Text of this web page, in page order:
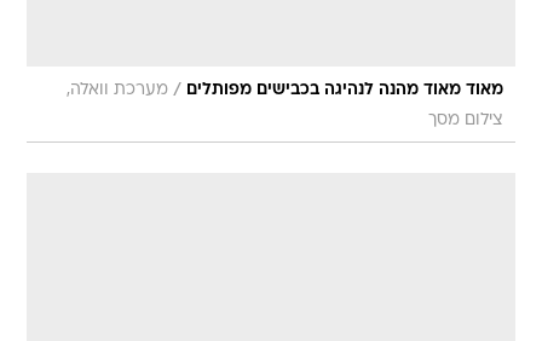
מאוד מאוד מהנה לנהיגה בכבישים מפותלים / מערכת וואלה,
צילום מסך